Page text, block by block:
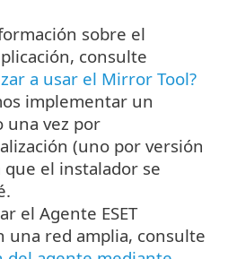
sobre el
consulte
a usar el Mirror Tool?
implementar un
una vez por
(uno por versión
que el instalador se
el Agente ESET
una red amplia, consulte